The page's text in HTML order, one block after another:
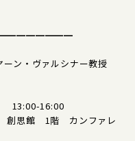
ン・ヴァルシナー教授
13:00-16:00
創思館 1階 カンファレ